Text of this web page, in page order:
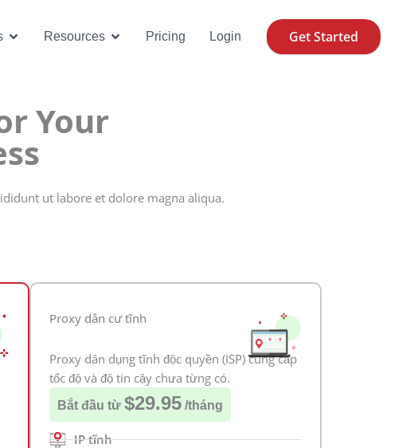
Open Use Cases
Resources Open Resources
Pricing Login Get Started
Your
ut labore et dolore magna aliqua.
Proxy dân cư tĩnh
Proxy dân dụng tĩnh độc quyền (ISP) cung cấp
tốc độ và độ tin cậy chưa từng có.
Bắt đầu từ$29.95 /tháng
IP tĩnh